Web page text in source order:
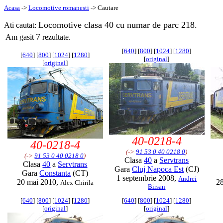
Acasa -> Locomotive romanesti -> Cautare
Ati cautat: Locomotive clasa 40 cu numar de parc 218.
Am gasit 7 rezultate.
[640] [800] [1024] [1280]
[original]
40-0218-4
(->91 53 0 40 0218 0)
Clasa40 a Servtrans
GaraConstanta (CT)
20 mai 2010, Alex Chirila
[640] [800] [1024] [1280]
[original]
40-0218-4
(->91 53 0 40 0218 0)
Clasa40 a Servtrans
Gara Cluj Napoca Est (CJ)
1 septembrie 2008, Andrei
Birsan
[640] [800] [1024] [1280]
[original]
[640] [800] [1024] [1280]
[original]